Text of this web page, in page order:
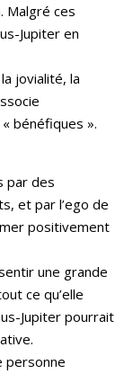
Malgré ces
Jupiter en
jovialité, la
bénéfiques ».
par des
et par l’ego de
positivement
une grande
ce qu’elle
Jupiter pourrait
personne